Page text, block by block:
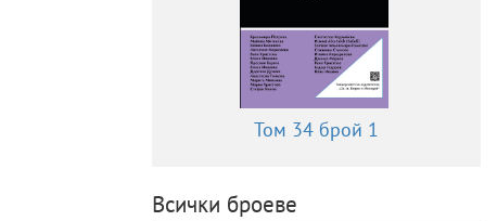
Том 34 брой 1
Всички броеве